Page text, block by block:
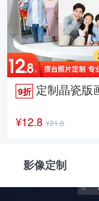
9折 定制晶瓷版
¥12.8 ¥21.8
影像定制